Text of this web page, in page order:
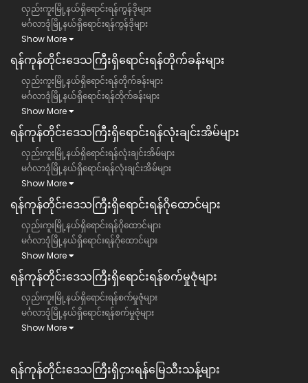
လှည်းကူးမြို့နယ်ရှိရောင်းရန်ကွန်ဒိုများ
မင်္ဂလာဒုံမြို့နယ်ရှိရောင်းရန်ကွန်ဒိုများ
Show More
ရန်ကုန်တိုင်းဒေသကြီး​ရှိရောင်းရန်တိုက်ခန်းများ
လှည်းကူးမြို့နယ်ရှိရောင်းရန်တိုက်ခန်းများ
မင်္ဂလာဒုံမြို့နယ်ရှိရောင်းရန်တိုက်ခန်းများ
Show More
ရန်ကုန်တိုင်းဒေသကြီး​ရှိရောင်းရန်လုံးချင်းအိမ်များ
လှည်းကူးမြို့နယ်ရှိရောင်းရန်လုံးချင်းအိမ်များ
မင်္ဂလာဒုံမြို့နယ်ရှိရောင်းရန်လုံးချင်းအိမ်များ
Show More
ရန်ကုန်တိုင်းဒေသကြီး​ရှိရောင်းရန်ဂိုထောင်များ
လှည်းကူးမြို့နယ်ရှိရောင်းရန်ဂိုထောင်များ
မင်္ဂလာဒုံမြို့နယ်ရှိရောင်းရန်ဂိုထောင်များ
Show More
ရန်ကုန်တိုင်းဒေသကြီး​ရှိရောင်းရန်စက်မှုဇုံများ
လှည်းကူးမြို့နယ်ရှိရောင်းရန်စက်မှုဇုံများ
မင်္ဂလာဒုံမြို့နယ်ရှိရောင်းရန်စက်မှုဇုံများ
Show More
ရန်ကုန်တိုင်းဒေသကြီး​​ရှိငှားရန်မြေသီးသန့်များ